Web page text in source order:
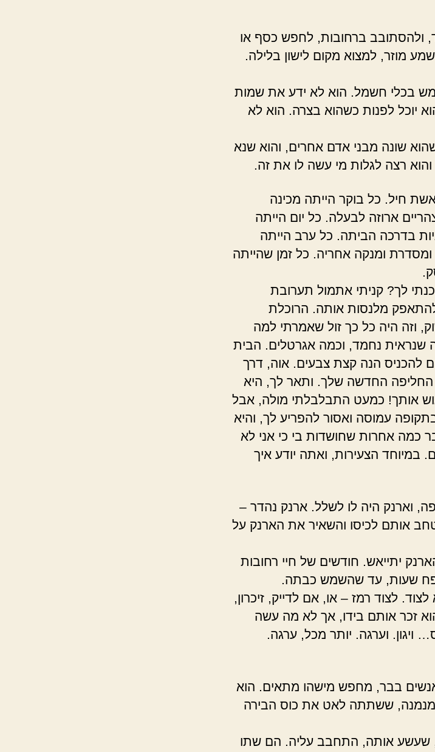
ולהסתובב ברחובות, לחפש כסף או
מוזר, למצוא מקום לישון בלילה.
בכלי חשמל. הוא לא ידע את שמות
יוכל לפנות כשהוא בצרה. הוא לא
שונה מבני אדם אחרים, והוא שנא
רצה לגלות מי עשה לו את זה.
חיל. כל בוקר הייתה מכינה
ארוזה לבעלה. כל יום הייתה
בדרכה הביתה. כל ערב הייתה
ומנקה אחריה. כל זמן שהייתה
לך? קניתי אתמול תערובת
להתאפק מלנסות אותה. הרוכלת
וזה היה כל כך זול שאמרתי למה
נחמד, וכמה אגרטלים. הבית
להכניס הנה קצת צבעים. אוה, דרך
החדשה שלך. ותאר לך, היא
אותך! כמעט התבלבלתי מולה, אבל
עמוסה ואסור להפריע לך, והיא
כמה אחרות שחושדות בי כי אני לא
במיוחד הצעירות, ואתה יודע איך
וארנק היה לו לשלל. ארנק נהדר –
אותם לכיסו והשאיר את הארנק על
יתייאש. חודשים של חיי רחובות
שעות, עד שהשמש כבתה.
לצוד רמז – או, אם לדייק, זיכרון,
זכר אותם בידו, אך לא מה עשה
ויגון. וערגה. יותר מכל, ערגה.
בבר, מחפש מישהו מתאים. הוא
ששתתה לאט את כוס הבירה
שעשע אותה, התחבב עליה. הם שתו